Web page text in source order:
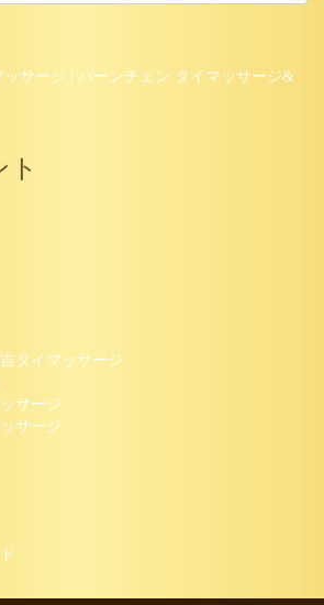
サージ | バーンチェン タイマッサージ&
タイマッサージ
サージ
サージ